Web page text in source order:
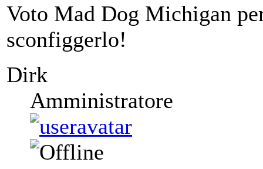
Voto Mad Dog Michigan
sconfiggerlo!
Dirk
Amministratore